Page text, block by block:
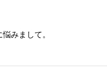
みまして。